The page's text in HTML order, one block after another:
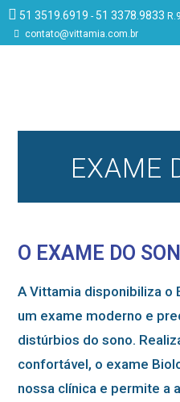
51 3519.6919 - 51 3378.9833
contato@vittamia.com.br
EXAME
O EXAME DO
A Vittamia disponibiliza o
um exame moderno e
distúrbios do sono.
confortável, o exame
nossa clínica e permite a